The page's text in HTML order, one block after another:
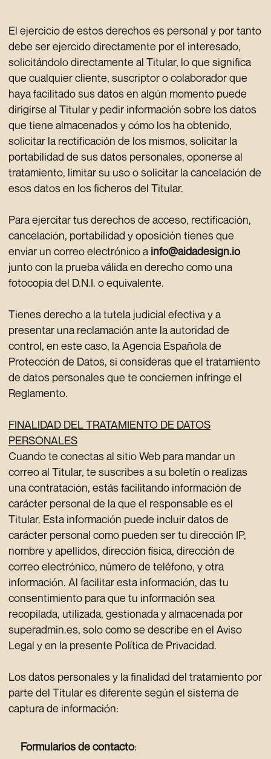
El ejercicio de estos derechos es personal y por tanto
debe ser ejercido directamente por el interesado,
solicitándolo directamente al Titular, lo que significa
que cualquier cliente, suscriptor o colaborador que
haya facilitado sus datos en algún momento puede
dirigirse al Titular y pedir información sobre los datos
que tiene almacenados y cómo los ha obtenido,
solicitar la rectificación de los mismos, solicitar la
portabilidad de sus datos personales, oponerse al
tratamiento, limitar su uso o solicitar la cancelación de
esos datos en los ficheros del Titular.
Para ejercitar tus derechos de acceso, rectificación,
cancelación, portabilidad y oposición tienes que
enviar un correo electrónico a info@aidadesign.io
junto con la prueba válida en derecho como una
fotocopia del D.N.I. o equivalente.
Tienes derecho a la tutela judicial efectiva y a
presentar una reclamación ante la autoridad de
control, en este caso, la Agencia Española de
Protección de Datos, si consideras que el tratamiento
de datos personales que te conciernen infringe el
Reglamento.
FINALIDAD DEL TRATAMIENTO DE DATOS
PERSONALES
Cuando te conectas al sitio Web para mandar un
correo al Titular, te suscribes a su boletín o realizas
una contratación, estás facilitando información de
carácter personal de la que el responsable es el
Titular. Esta información puede incluir datos de
carácter personal como pueden ser tu dirección IP,
nombre y apellidos, dirección física, dirección de
correo electrónico, número de teléfono, y otra
información. Al facilitar esta información, das tu
consentimiento para que tu información sea
recopilada, utilizada, gestionada y almacenada por
superadmin.es, solo como se describe en el Aviso
Legal y en la presente Política de Privacidad.
Los datos personales y la finalidad del tratamiento por
parte del Titular es diferente según el sistema de
captura de información:
Formularios de contacto: